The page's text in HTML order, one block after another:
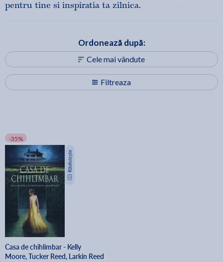
pentru tine si inspiratia ta zilnica.
Filtreaza
Ordonează după:
Cele mai vândute
-35%
Casa de chihlimbar - Kelly
Moore, Tucker Reed, Larkin Reed